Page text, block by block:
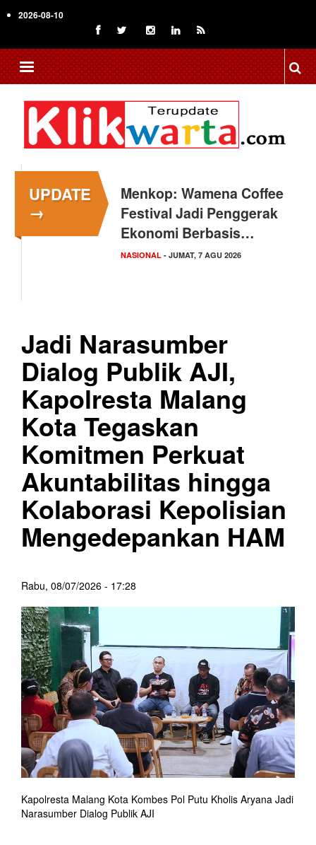
to
content
2026-08-10
UPDATE
→
Menkop: Wamena Coffee
Festival Jadi Penggerak
Ekonomi Berbasis…
NASIONAL - JUMAT, 7 AGU 2026
Jadi Narasumber
Dialog Publik AJI,
Kapolresta Malang
Kota Tegaskan
Komitmen Perkuat
Akuntabilitas hingga
Kolaborasi Kepolisian
Mengedepankan HAM
Rabu, 08/07/2026 - 17:28
Kapolresta Malang Kota Kombes Pol Putu Kholis Aryana Jadi
Narasumber Dialog Publik AJI